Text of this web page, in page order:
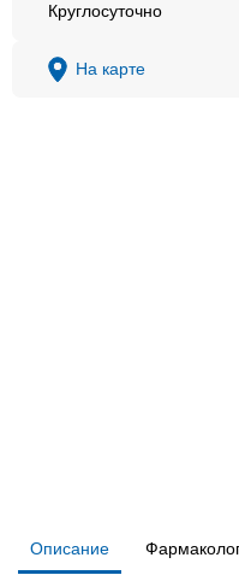
Круглосуточно
На карте
Описание